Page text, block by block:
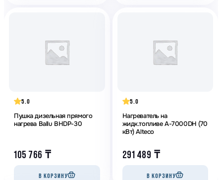
5.0
Пушка дизельная прямого
нагрева Ballu BHDP-30
105 766 ₸
В КОРЗИНУ
5.0
Нагреватель на
жидк.топливе A-7000DH (70
кВт) Alteco
291 489 ₸
В КОРЗИНУ